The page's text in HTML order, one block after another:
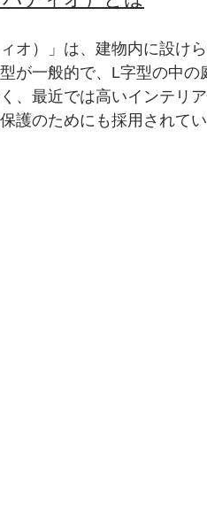
オ）」は、建物内に設け
が一般的で、L字型の中の
、最近では高いインテリ
護のためにも採用されてい